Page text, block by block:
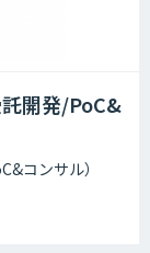
開発/PoC&
コンサル）